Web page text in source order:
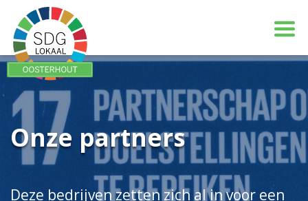
Onze partners
Deze bedrijven zetten zich al in voor een